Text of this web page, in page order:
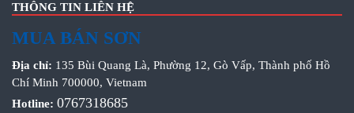
THÔNG TIN LIÊN HỆ
MUA BÁN SƠN
Địa chỉ: 135 Bùi Quang Là, Phường 12, Gò Vấp, Thành phố Hồ
Chí Minh 700000, Vietnam
Hotline: 0767318685